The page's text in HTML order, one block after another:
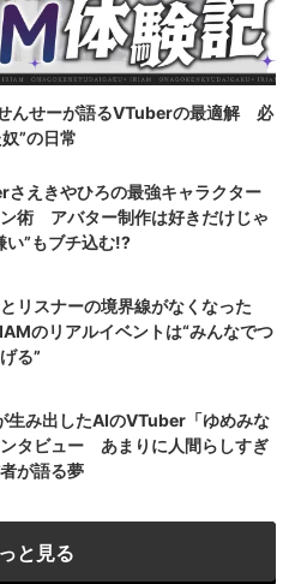
んせーが語るVTuberの最適解 必
”の日常
さえきやひろの最強キャラクター
術 アバター制作は好きだけじゃ
い”もブチ込む!?
リスナーの境界線がなくなった
のリアルイベントは“みんなでつ
る”
生み出したAIのVTuber「ゆめみな
タビュー あまりに人間らしすぎ
が語る夢
と見る